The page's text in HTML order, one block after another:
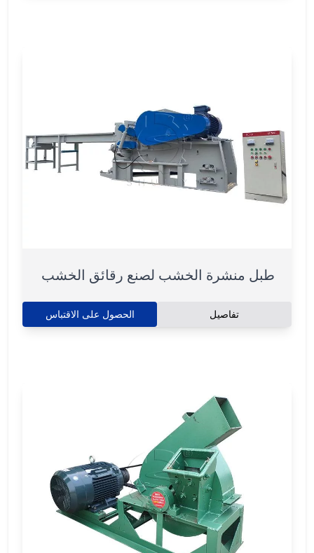
طبل منشرة الخشب لصنع رقائق الخشب
تفاصيل الحصول على الاقتباس